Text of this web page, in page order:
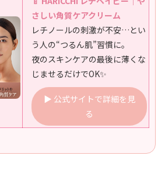
さしい角質ケアクリーム
レチノールの刺激が不安…とい
う人の“つるん肌”習慣に。
夜のスキンケアの最後に薄くな
じませるだけでOK✨
▶ 公式サイトで詳細を見
る